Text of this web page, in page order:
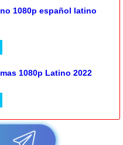
1080p español latino
1080p Latino 2022